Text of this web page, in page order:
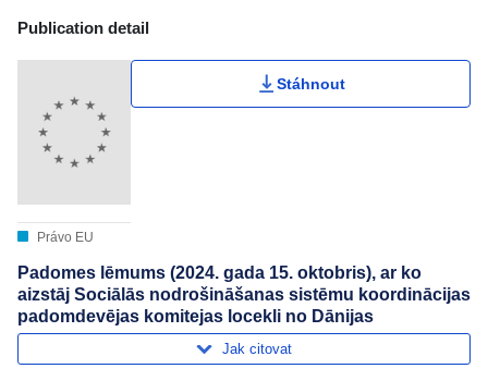
Publication Detail Actions Portlet
Publication detail
Právo EU
Stáhnout
Padomes lēmums (2024. gada 15. oktobris), ar ko
aizstāj Sociālās nodrošināšanas sistēmu koordinācijas
padomdevējas komitejas locekli no Dānijas
Jak citovat